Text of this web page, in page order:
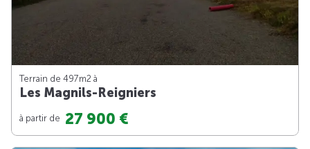
Terrain de 497m2 à
Les Magnils-Reigniers
à partir de 27 900 €